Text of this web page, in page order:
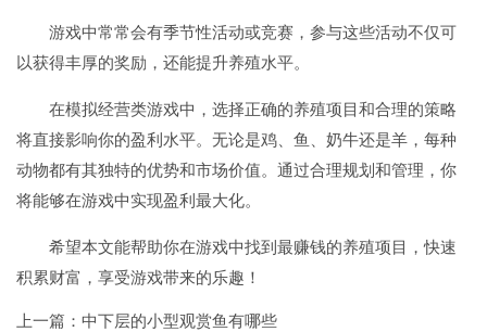
游戏中常常会有季节性活动或竞赛，参与这些活动不仅可
以获得丰厚的奖励，还能提升养殖水平。
在模拟经营类游戏中，选择正确的养殖项目和合理的策略
将直接影响你的盈利水平。无论是鸡、鱼、奶牛还是羊，每种
动物都有其独特的优势和市场价值。通过合理规划和管理，你
将能够在游戏中实现盈利最大化。
希望本文能帮助你在游戏中找到最赚钱的养殖项目，快速
积累财富，享受游戏带来的乐趣！
上一篇： 中下层的小型观赏鱼有哪些